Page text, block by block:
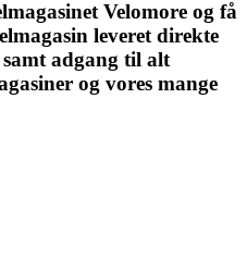
Velomore og få
leveret direkte
adgang til alt
og vores mange